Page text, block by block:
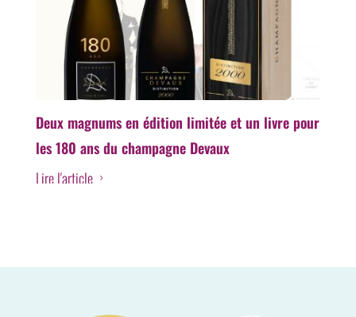
Deux magnums en édition limitée et un livre pour
les 180 ans du champagne Devaux
Lire l'article
5